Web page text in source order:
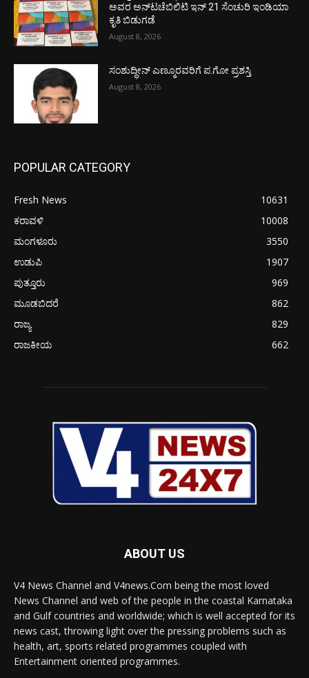
ಅವರ ಅನ್‌ಟಚೆಬಿಲಿಟಿ ಇನ್ 21 ಸೆಂಚುರಿ ಇಂಡಿಯಾ
ಕೃತಿ ಬಿಡುಗಡೆ
August 8, 2026
ಸಂಶುದ್ಧೀನ್ ಎಣ್ಮೂರವರಿಗೆ ಪ.ಗೋ ಪ್ರಶಸ್ತಿ
August 8, 2026
POPULAR CATEGORY
Fresh News
10631
ಕರಾವಳಿ
10008
ಮಂಗಳೂರು
3550
ಉಡುಪಿ
1907
ಪುತ್ತೂರು
969
ಮೂಡಬಿದರೆ
862
ರಾಜ್ಯ
829
ರಾಜಕೀಯ
662
ABOUT US
V4 News Channel and V4news.Com being the most loved
News Channel and web of the people in the coastal Karnataka
and Gulf countries and worldwide; which is well accepted for its
news cast, throwing light over the pressing problems such as
health, art, sports related programmes coupled with
Entertainment oriented programmes.